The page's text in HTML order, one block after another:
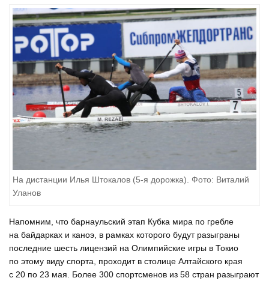
На дистанции Илья Штокалов (5-я дорожка). Фото: Виталий
Уланов
Напомним, что барнаульский этап Кубка мира по гребле
на байдарках и каноэ, в рамках которого будут разыграны
последние шесть лицензий на Олимпийские игры в Токио
по этому виду спорта, проходит в столице Алтайского края
с 20 по 23 мая. Более 300 спортсменов из 58 стран разыграют